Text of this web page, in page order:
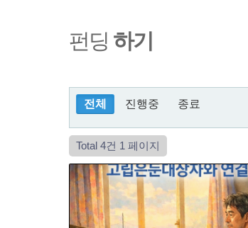
펀딩 하기
전체 진행중 종료
Total 4건 1 페이지